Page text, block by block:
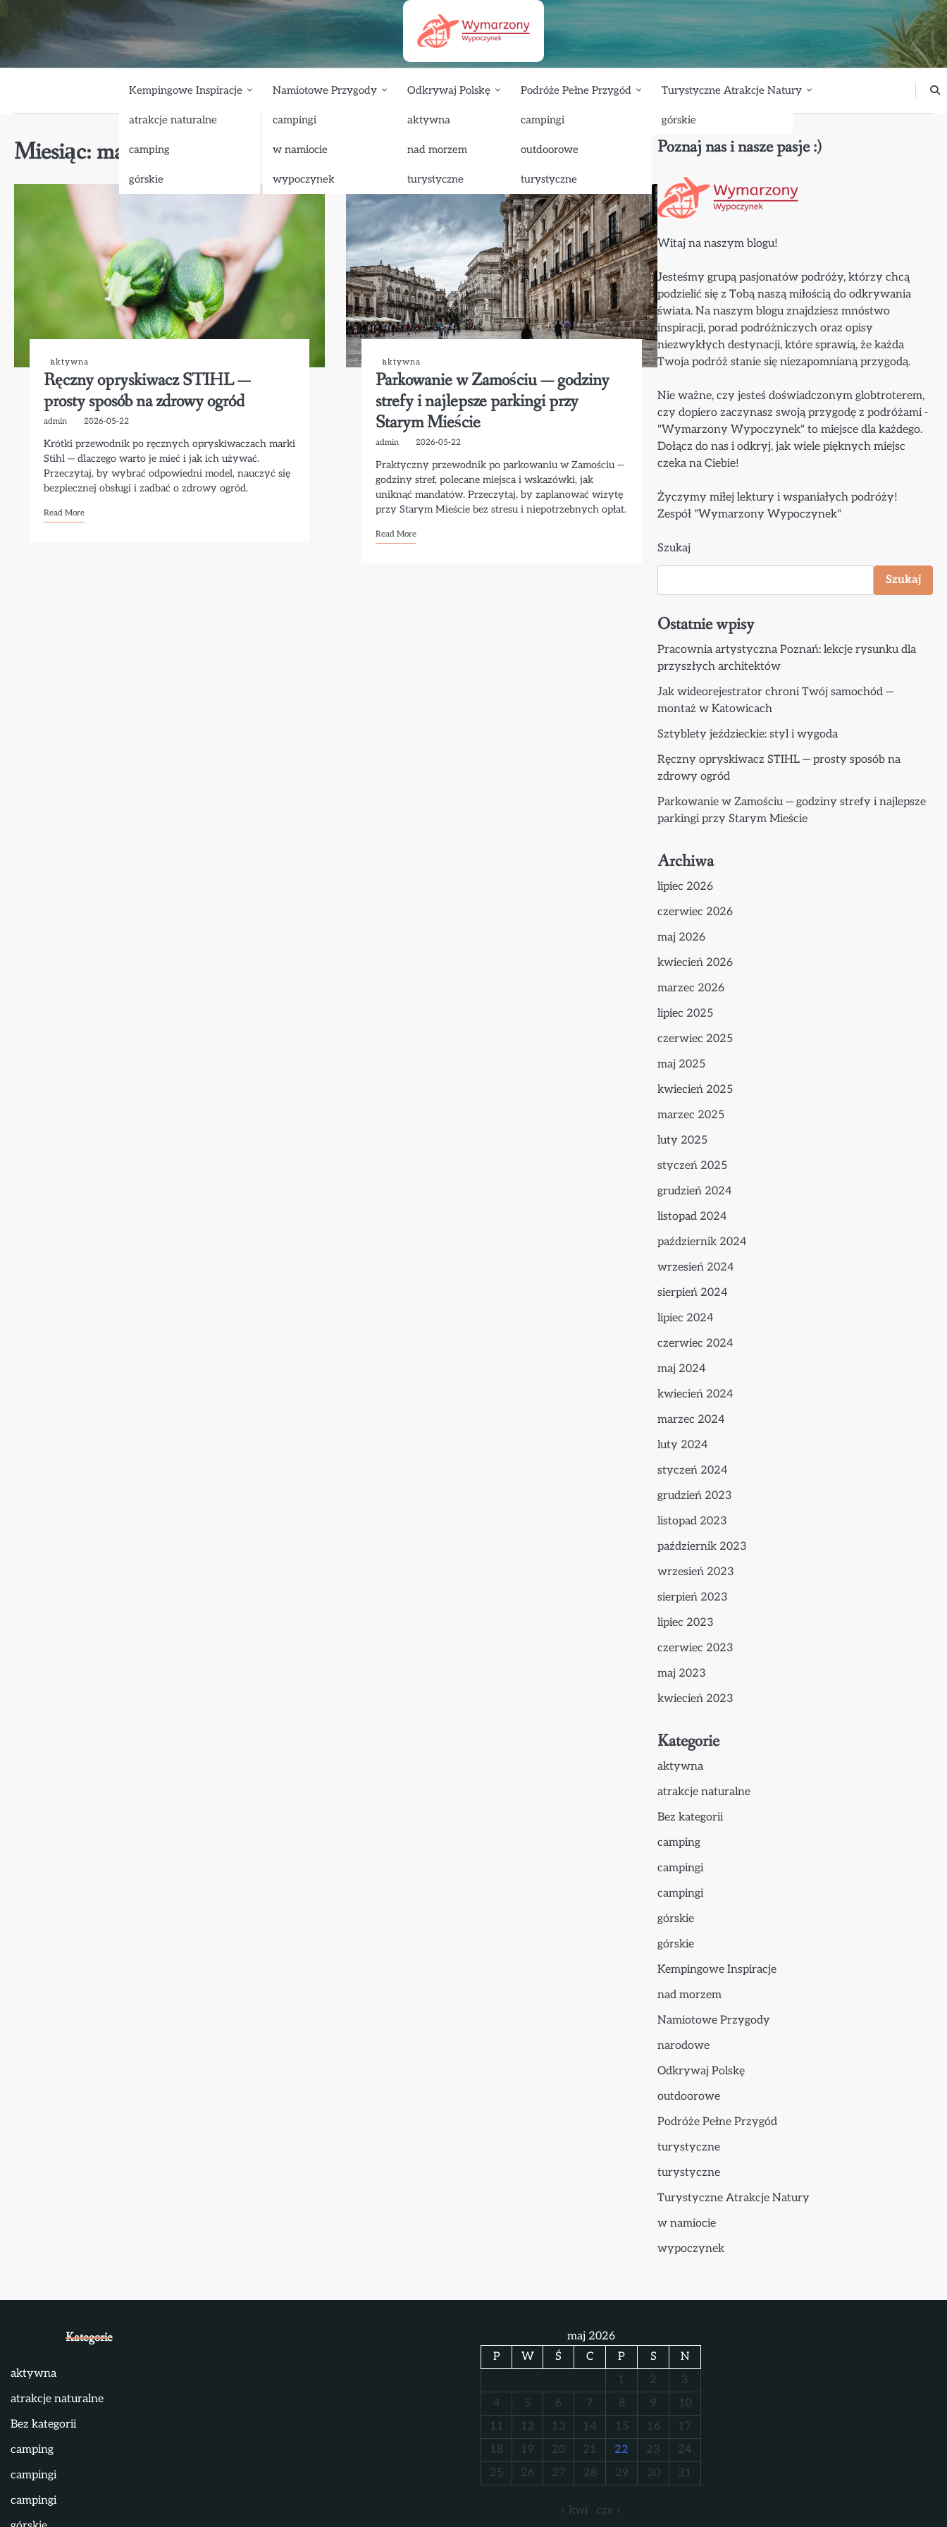
Kempingowe Inspiracje
atrakcje naturalne
camping
górskie
Namiotowe Przygody
campingi
w namiocie
wypoczynek
Odkrywaj Polskę
aktywna
nad morzem
turystyczne
Podróże Pełne Przygód
campingi
outdoorowe
turystyczne
Turystyczne Atrakcje Natury
górskie
Miesiąc:maj 2026
aktywna
Ręczny opryskiwacz STIHL —
prosty sposób na zdrowy ogród
admin 2026-05-22
Krótki przewodnik po ręcznych opryskiwaczach marki
Stihl — dlaczego warto je mieć i jak ich używać.
Przeczytaj, by wybrać odpowiedni model, nauczyć się
bezpiecznej obsługi i zadbać o zdrowy ogród.
Read More
aktywna
Parkowanie w Zamościu — godziny
strefy i najlepsze parkingi przy
Starym Mieście
admin 2026-05-22
Praktyczny przewodnik po parkowaniu w Zamościu —
godziny stref, polecane miejsca i wskazówki, jak
uniknąć mandatów. Przeczytaj, by zaplanować wizytę
przy Starym Mieście bez stresu i niepotrzebnych opłat.
Read More
Poznaj nas i nasze pasje :)
Witaj na naszym blogu!
Jesteśmy grupą pasjonatów podróży, którzy chcą
podzielić się z Tobą naszą miłością do odkrywania
świata. Na naszym blogu znajdziesz mnóstwo
inspiracji, porad podróżniczych oraz opisy
niezwykłych destynacji, które sprawią, że każda
Twoja podróż stanie się niezapomnianą przygodą.
Nie ważne, czy jesteś doświadczonym globtroterem,
czy dopiero zaczynasz swoją przygodę z podróżami -
"Wymarzony Wypoczynek" to miejsce dla każdego.
Dołącz do nas i odkryj, jak wiele pięknych miejsc
czeka na Ciebie!
Życzymy miłej lektury i wspaniałych podróży!
Zespół "Wymarzony Wypoczynek"
Szukaj
Szukaj
Ostatnie wpisy
Pracownia artystyczna Poznań: lekcje rysunku dla
przyszłych architektów
Jak wideorejestrator chroni Twój samochód —
montaż w Katowicach
Sztyblety jeździeckie: styl i wygoda
Ręczny opryskiwacz STIHL — prosty sposób na
zdrowy ogród
Parkowanie w Zamościu — godziny strefy i najlepsze
parkingi przy Starym Mieście
Archiwa
lipiec 2026
czerwiec 2026
maj 2026
kwiecień 2026
marzec 2026
lipiec 2025
czerwiec 2025
maj 2025
kwiecień 2025
marzec 2025
luty 2025
styczeń 2025
grudzień 2024
listopad 2024
październik 2024
wrzesień 2024
sierpień 2024
lipiec 2024
czerwiec 2024
maj 2024
kwiecień 2024
marzec 2024
luty 2024
styczeń 2024
grudzień 2023
listopad 2023
październik 2023
wrzesień 2023
sierpień 2023
lipiec 2023
czerwiec 2023
maj 2023
kwiecień 2023
Kategorie
aktywna
atrakcje naturalne
Bez kategorii
camping
campingi
campingi
górskie
górskie
Kempingowe Inspiracje
nad morzem
Namiotowe Przygody
narodowe
Odkrywaj Polskę
outdoorowe
Podróże Pełne Przygód
turystyczne
turystyczne
Turystyczne Atrakcje Natury
w namiocie
wypoczynek
Kategorie
aktywna
atrakcje naturalne
Bez kategorii
camping
campingi
campingi
maj 2026
P
W Ś C P S
N
1
2
3
4
5 6 7 8 9
10
11
12 13 14 15 16
17
18
19 20 21 22 23
24
25
26 27 28 29 30 31
« kwi cze »